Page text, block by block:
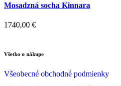
Mosadzná socha Kinnara
1740,00 €
Všetko o nákupe
Všeobecné obchodné podmienky